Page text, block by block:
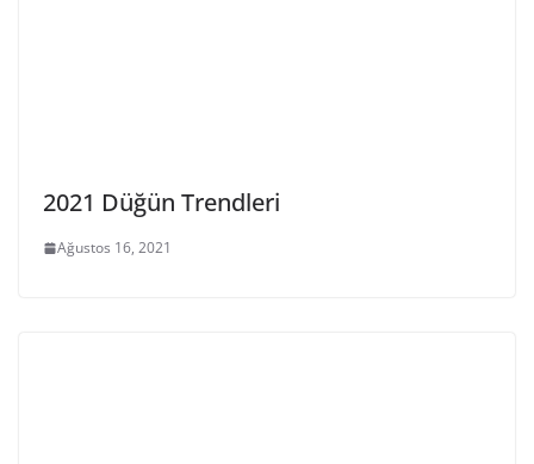
2021 Düğün Trendleri
Ağustos 16, 2021